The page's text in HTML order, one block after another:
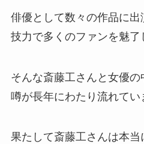
俳優として数々の作品に
技力で多くのファンを魅了
そんな斎藤工さんと女優
噂が長年にわたり流れてい
果たして斎藤工さんは本当